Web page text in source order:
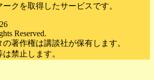
クを取得したサービスです。
Reserved.
著作権は講談社が保有します。
禁止します。